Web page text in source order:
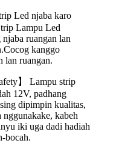
Led njaba karo
Lampu Led
ruangan lan
kanggo
lan ruangan.
】 Lampu strip
12V, padhang
dipimpin kualitas,
kabeh
iki uga dadi hadiah
bocah.